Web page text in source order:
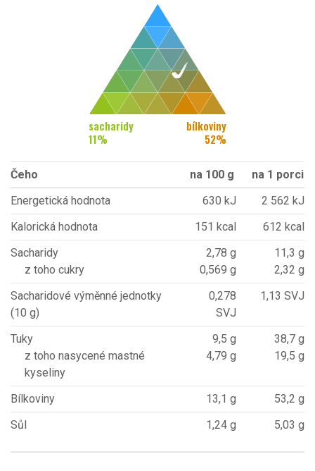
sacharidy
11%
bílkoviny
52%
Čeho na 100 g
na 1 porci
Energetická hodnota
630 kJ
2 562 kJ
Kalorická hodnota
151 kcal
612 kcal
Sacharidy
z toho cukry
2,78 g
0,569 g
11,3 g
2,32 g
Sacharidové výměnné jednotky
(10 g)
0,278
SVJ
1,13 SVJ
Tuky
z toho nasycené mastné
kyseliny
9,5 g
4,79 g
38,7 g
19,5 g
Bílkoviny 13,1 g
53,2 g
Sůl
1,24 g 5,03 g